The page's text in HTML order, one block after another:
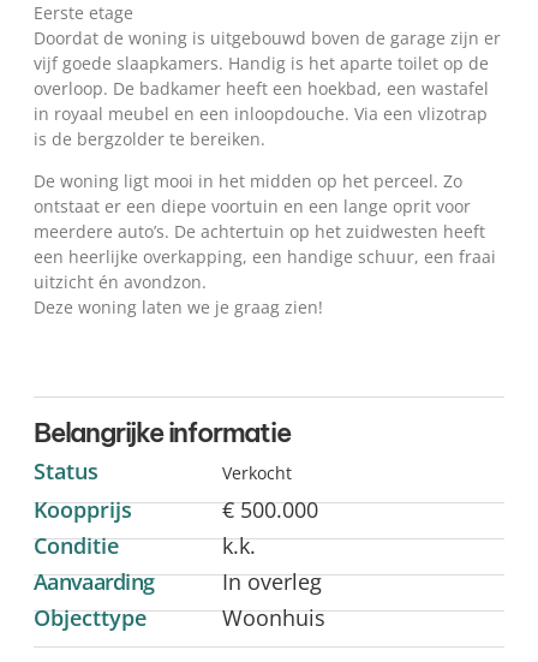
Eerste etage
Doordat de woning is uitgebouwd boven de garage zijn er
vijf goede slaapkamers. Handig is het aparte toilet op de
overloop. De badkamer heeft een hoekbad, een wastafel
in royaal meubel en een inloopdouche. Via een vlizotrap
is de bergzolder te bereiken.
De woning ligt mooi in het midden op het perceel. Zo
ontstaat er een diepe voortuin en een lange oprit voor
meerdere auto’s. De achtertuin op het zuidwesten heeft
een heerlijke overkapping, een handige schuur, een fraai
uitzicht én avondzon.
Deze woning laten we je graag zien!
Belangrijke informatie
Status Verkocht
Koopprijs
€ 500.000
Conditie
k.k.
Aanvaarding
In overleg
Objecttype
Woonhuis